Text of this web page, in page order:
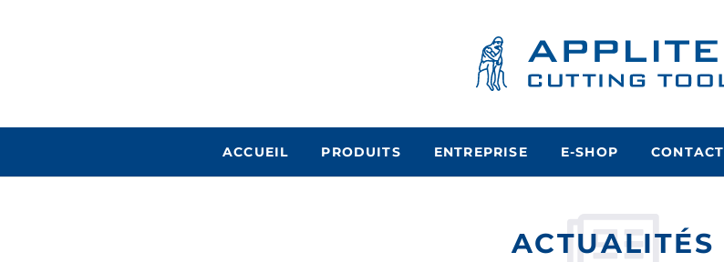
ACCUEIL PRODUITS ENTREPRISE E-SHOP CONTACT
ACTUALITÉS